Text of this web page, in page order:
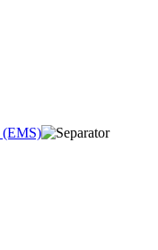
(EMS)